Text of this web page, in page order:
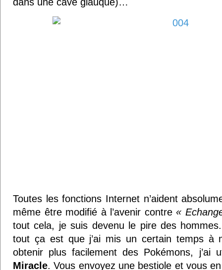
Toutes les fonctions Internet n’aident
même être modifié à l’avenir contre «
tout cela, je suis devenu le pire des
tout ça est que j’ai mis un certain temps à
obtenir plus facilement des Pokémons, j’ai
Miracle. Vous envoyez une bestiole et vous